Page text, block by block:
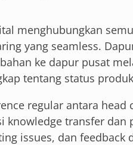
menghubungkan
yang seamless.
ke dapur pusat
tentang status
regular antara
knowledge transfer dan
issues, dan